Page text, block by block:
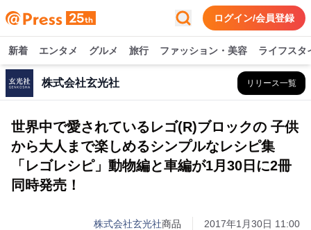
ログイン/会員登録
新着 エンタメ グルメ 旅行 ファッション・美容 ライフスタ
株式会社玄光社 リリース一覧
世界中で愛されているレゴ(R)ブロックの 子供
から大人まで楽しめるシンプルなレシピ集
「レゴレシピ」動物編と車編が1月30日に2冊
同時発売！
株式会社玄光社商品 2017年1月30日 11:00